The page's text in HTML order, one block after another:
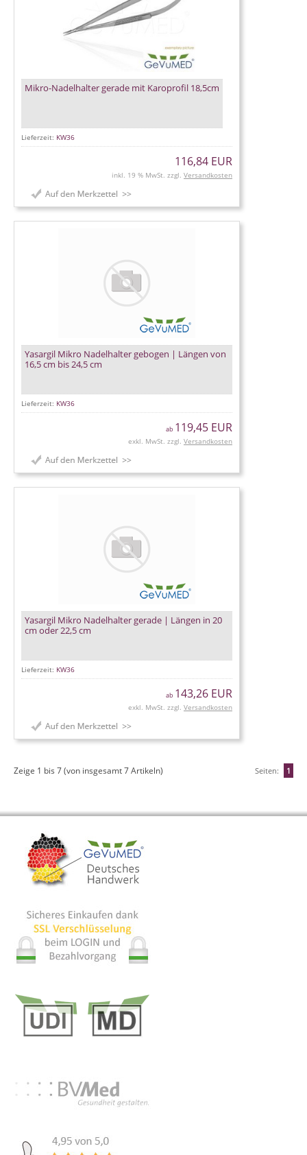
Mikro-Nadelhalter gerade mit Karoprofil 18,5cm
Lieferzeit: KW36
116,84 EUR
inkl. 19 % MwSt. zzgl. Versandkosten
Yasargil Mikro Nadelhalter gebogen | Längen von
16,5 cm bis 24,5 cm
Lieferzeit: KW36
ab 119,45 EUR
exkl. MwSt. zzgl. Versandkosten
Yasargil Mikro Nadelhalter gerade | Längen in 20
cm oder 22,5 cm
Lieferzeit: KW36
ab 143,26 EUR
exkl. MwSt. zzgl. Versandkosten
Zeige 1 bis 7(von insgesamt7Artikeln) Seiten: 1